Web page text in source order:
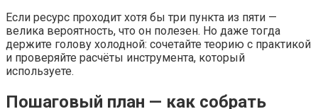
Если ресурс проходит хотя бы три пункта из пяти —
велика вероятность, что он полезен. Но даже тогда
держите голову холодной: сочетайте теорию с практикой
и проверяйте расчёты инструмента, который
используете.
Пошаговый план — как собрать